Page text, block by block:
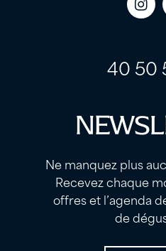
Icon
40 50
Ne manquez plus
Recevez chaque
offres et l’agenda
de